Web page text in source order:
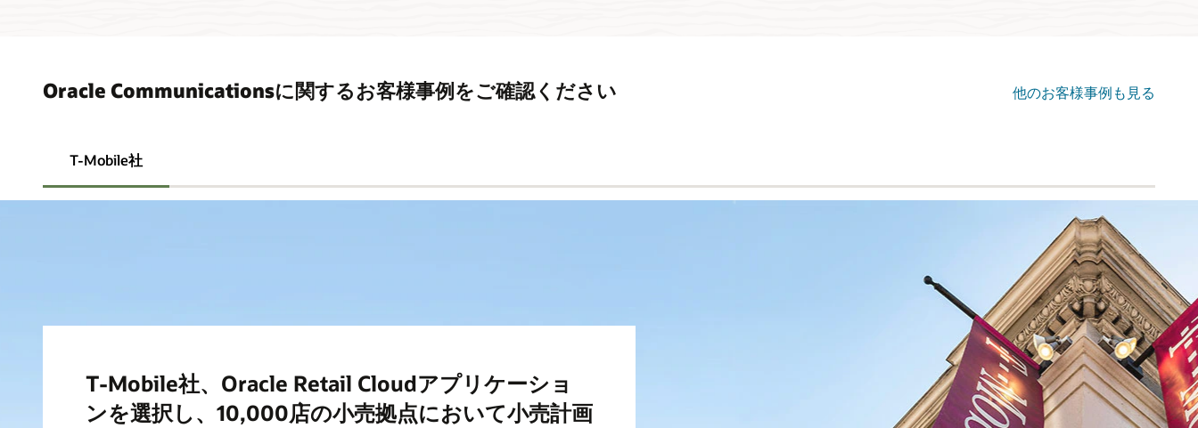
Oracle Communicationsに関するお客様事例をご確認ください 他のお客様事例も見る
T-Mobile社
T-Mobile社、Oracle Retail Cloudアプリケーショ
ンを選択し、10,000店の小売拠点において小売計画